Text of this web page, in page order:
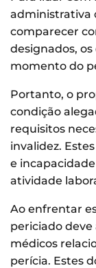
administrativa
comparecer
designados,
momento do
Portanto, o
condição
requisitos
invalidez.
e
atividade
Ao enfrentar
periciado
médicos
perícia. Estes